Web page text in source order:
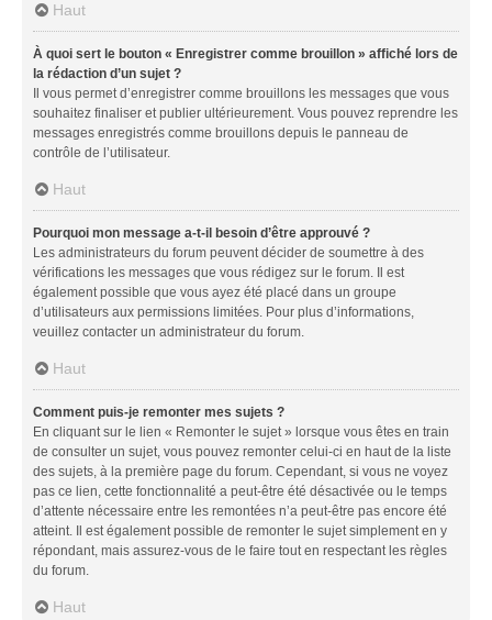
Haut
À quoi sert le bouton « Enregistrer comme brouillon » affiché lors de
la rédaction d’un sujet ?
Il vous permet d’enregistrer comme brouillons les messages que vous
souhaitez finaliser et publier ultérieurement. Vous pouvez reprendre les
messages enregistrés comme brouillons depuis le panneau de
contrôle de l’utilisateur.
Haut
Pourquoi mon message a-t-il besoin d’être approuvé ?
Les administrateurs du forum peuvent décider de soumettre à des
vérifications les messages que vous rédigez sur le forum. Il est
également possible que vous ayez été placé dans un groupe
d’utilisateurs aux permissions limitées. Pour plus d’informations,
veuillez contacter un administrateur du forum.
Haut
Comment puis-je remonter mes sujets ?
En cliquant sur le lien « Remonter le sujet » lorsque vous êtes en train
de consulter un sujet, vous pouvez remonter celui-ci en haut de la liste
des sujets, à la première page du forum. Cependant, si vous ne voyez
pas ce lien, cette fonctionnalité a peut-être été désactivée ou le temps
d’attente nécessaire entre les remontées n’a peut-être pas encore été
atteint. Il est également possible de remonter le sujet simplement en y
répondant, mais assurez-vous de le faire tout en respectant les règles
du forum.
Haut